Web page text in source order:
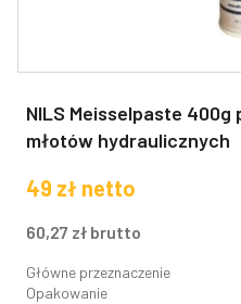
NILS Meisselpaste
młotów hydraulicznych
49 zł netto
60,27 zł brutto
Główne przeznaczenie
Opakowanie